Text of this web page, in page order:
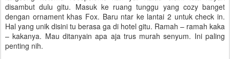
disambut dulu gitu. Masuk ke ruang tunggu yang cozy banget
dengan ornament khas Fox. Baru ntar ke lantai 2 untuk check in.
Hal yang unik disini tu berasa ga di hotel gitu. Ramah – ramah kaka
– kakanya. Mau ditanyain apa aja trus murah senyum. Ini paling
penting nih.